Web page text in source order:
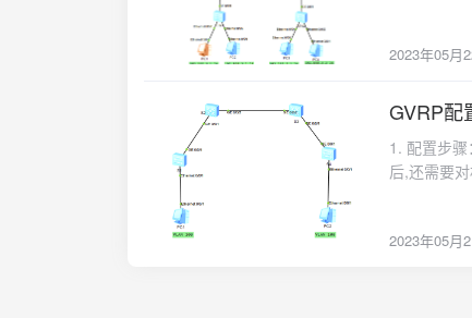
33.3.3.3
2/0/0 ip
interface
ospf [ process-id ] peer 查看路由器的邻
器的OSPF
quit
2023年05月
2023-05-21
GVRP配
1. 配置步
后,还需要
link-type access port
2023年05月